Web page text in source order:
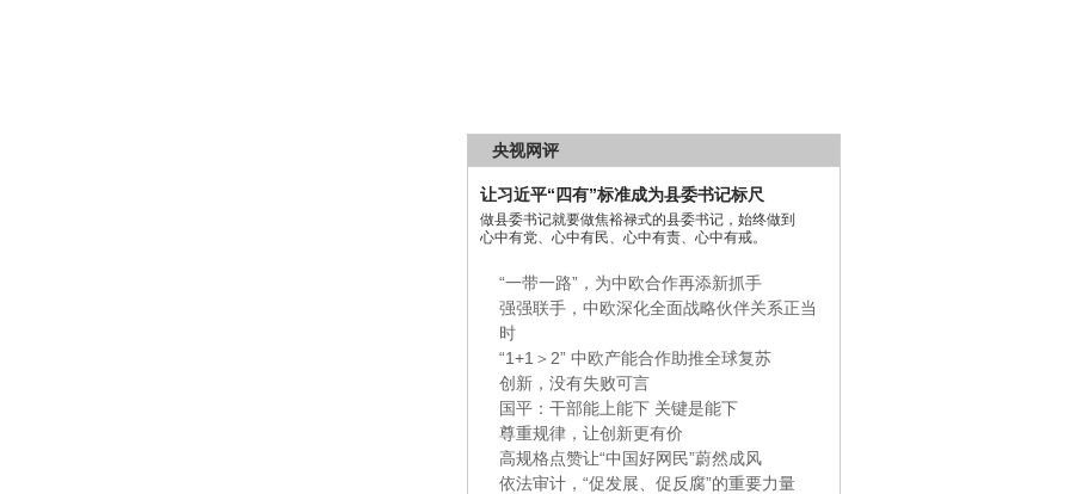
央视网评
让习近平“四有”标准成为县委书记标尺
做县委书记就要做焦裕禄式的县委书记，始终做到
心中有党、心中有民、心中有责、心中有戒。
“一带一路”，为中欧合作再添新抓手
强强联手，中欧深化全面战略伙伴关系正当
时
“1+1＞2” 中欧产能合作助推全球复苏
创新，没有失败可言
国平：干部能上能下 关键是能下
尊重规律，让创新更有价
高规格点赞让“中国好网民”蔚然成风
依法审计，“促发展、促反腐”的重要力量